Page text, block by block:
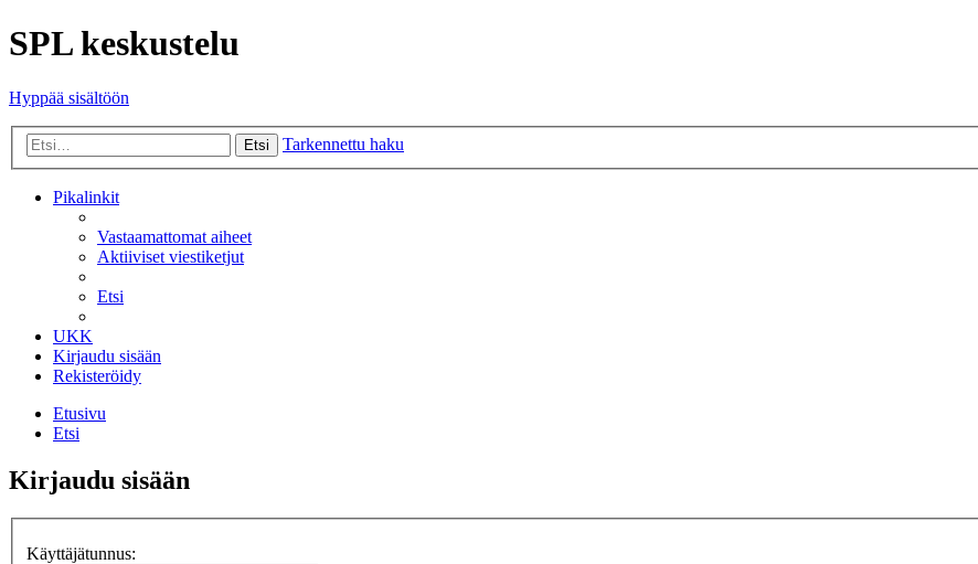
SPL keskustelu
Hyppää sisältöön
Etsi Tarkennettu haku
Pikalinkit
Vastaamattomat aiheet
Aktiiviset viestiketjut
Etsi
UKK
Kirjaudu sisään
Rekisteröidy
Etusivu
Etsi
Kirjaudu sisään
Käyttäjätunnus: